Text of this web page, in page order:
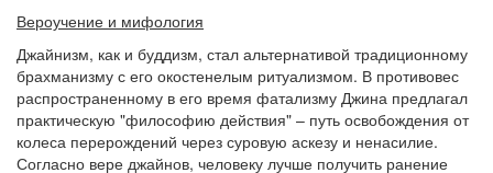
Вероучение и мифология
Джайнизм, как и буддизм, стал альтернативой традиционному
брахманизму с его окостенелым ритуализмом. В противовес
распространенному в его время фатализму Джина предлагал
практическую "философию действия" – путь освобождения от
колеса перерождений через суровую аскезу и ненасилие.
Согласно вере джайнов, человеку лучше получить ранение